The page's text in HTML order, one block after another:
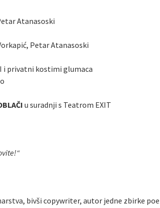
Atanasoski
Petar Atanasoski
i privatni kostimi glumaca
u suradnji s Teatrom EXIT
bivši copywriter, autor jedne zbirke